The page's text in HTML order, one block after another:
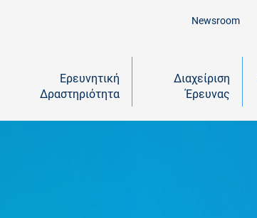
Newsroom
Ερευνητική
Δραστηριότητα
Διαχείριση
Έρευνας